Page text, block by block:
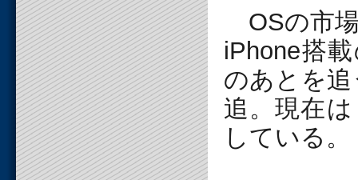
OSの市
iPhone搭
のあとを
追。現在
している。